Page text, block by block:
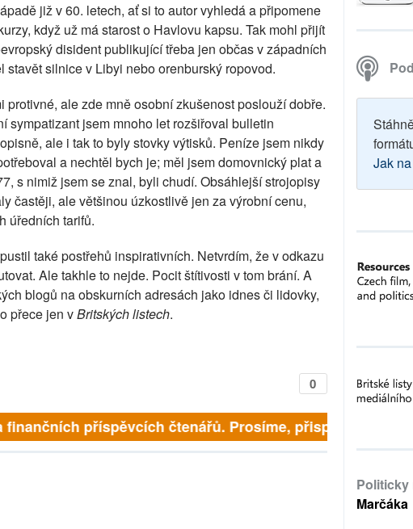
již v 60. letech, ať si to autor vyhledá a připomene
když už má starost o Havlovu kapsu. Tak mohl přijít
disident publikující třeba jen občas v západních
stavět silnice v Libyi nebo orenburský ropovod.
protivné, ale zde mně osobní zkušenost poslouží dobře.
sympatizant jsem mnoho let rozšiřoval bulletin
ale i tak to byly stovky výtisků. Peníze jsem nikdy
a nechtěl bych je; měl jsem domovnický plat a
s nimiž jsem se znal, byli chudí. Obsáhlejší strojopisy
častěji, ale většinou úzkostlivě jen za výrobní cenu,
úředních tarifů.
také postřehů inspirativních. Netvrdím, že v odkazu
Ale takhle to nejde. Pocit štítivosti v tom brání. A
blogů na obskurních adresách jako idnes či lidovky,
přece jen vBritských listech.
0
finančních příspěvcích čtenářů. Prosíme, přispějte. ➥
Jak
Politicky
Marčáka